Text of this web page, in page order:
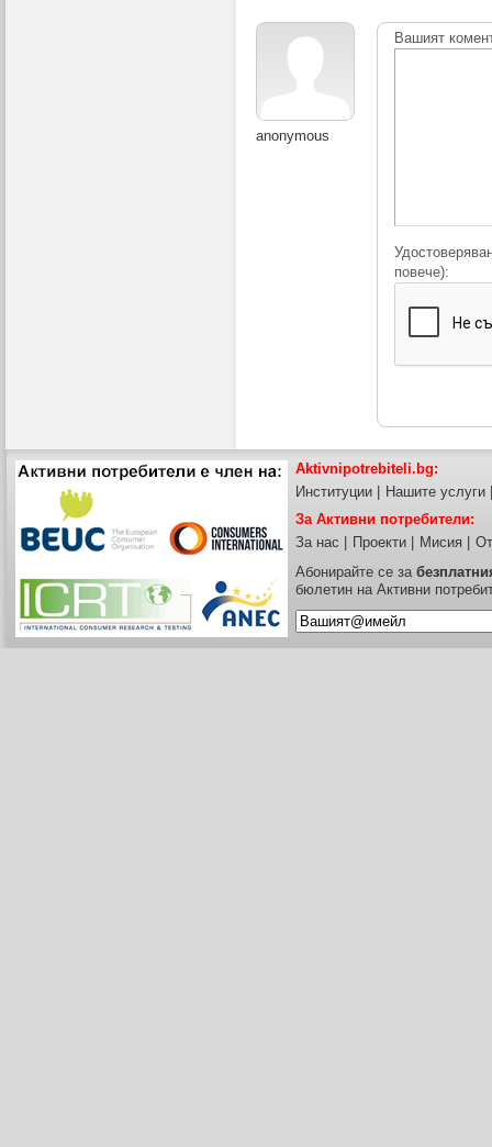
anonymous
Вашият
повече):
Aktivnipotrebiteli.bg:
Институции
Нашите услуги
За Активни потребители:
За нас
Проекти Мисия
Абонирайте се за
бюлетин на Активни